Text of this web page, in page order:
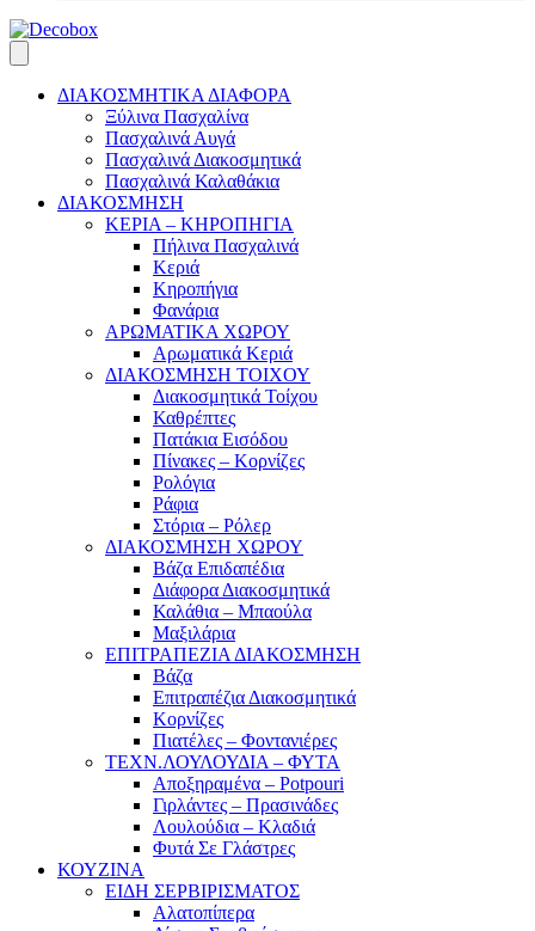
ΔΙΑΚΟΣΜΗΤΙΚΑ ΔΙΑΦΟΡΑ
Ξύλινα Πασχαλίνα
Πασχαλινά Αυγά
Πασχαλινά Διακοσμητικά
Πασχαλινά Καλαθάκια
ΔΙΑΚΟΣΜΗΣΗ
ΚΕΡΙΑ – ΚΗΡΟΠΗΓΙΑ
Πήλινα Πασχαλινά
Κεριά
Κηροπήγια
Φανάρια
ΑΡΩΜΑΤΙΚΑ ΧΩΡΟΥ
Αρωματικά Κεριά
ΔΙΑΚΟΣΜΗΣΗ ΤΟΙΧΟΥ
Διακοσμητικά Τοίχου
Καθρέπτες
Πατάκια Εισόδου
Πίνακες – Κορνίζες
Ρολόγια
Ράφια
Στόρια – Ρόλερ
ΔΙΑΚΟΣΜΗΣΗ ΧΩΡΟΥ
Βάζα Επιδαπέδια
Διάφορα Διακοσμητικά
Καλάθια – Μπαούλα
Μαξιλάρια
ΕΠΙΤΡΑΠΕΖΙΑ ΔΙΑΚΟΣΜΗΣΗ
Βάζα
Επιτραπέζια Διακοσμητικά
Κορνίζες
Πιατέλες – Φοντανιέρες
ΤΕΧΝ.ΛΟΥΛΟΥΔΙΑ – ΦΥΤΑ
Αποξηραμένα – Potpouri
Γιρλάντες – Πρασινάδες
Λουλούδια – Κλαδιά
Φυτά Σε Γλάστρες
ΚΟΥΖΙΝΑ
ΕΙΔΗ ΣΕΡΒΙΡΙΣΜΑΤΟΣ
Αλατοπίπερα